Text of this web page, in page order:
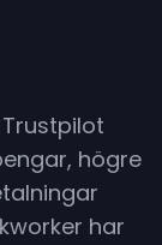
högre
har